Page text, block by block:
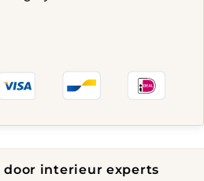
interieur experts